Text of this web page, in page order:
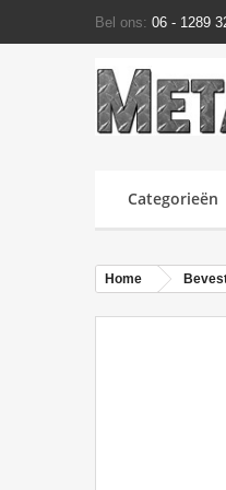
Bel ons: 06 - 1289
Categorieën
Home